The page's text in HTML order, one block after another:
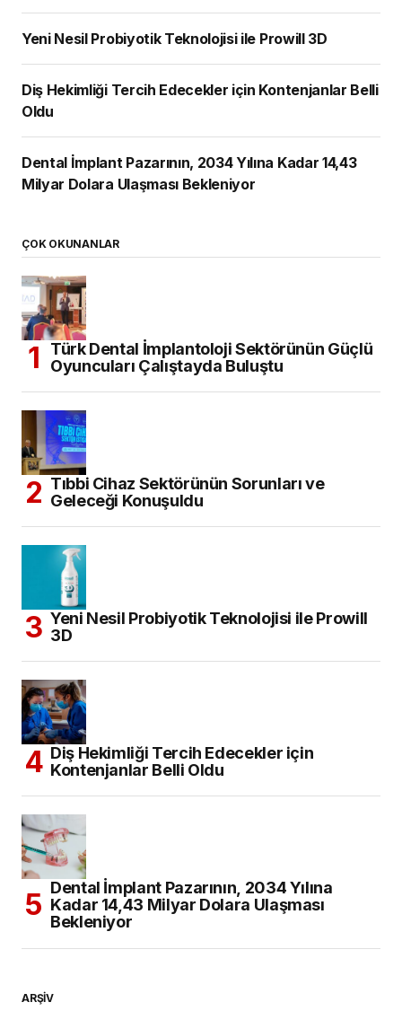
Tıbbi Cihaz Sektörünün Sorunları ve
Yeni Nesil Probiyotik Teknolojisi ile Prowill
3D
Diş Hekimliği Tercih Edecekler için
Kontenjanlar Belli Oldu
Dental İmplant Pazarının, 2034 Yılına
Kadar 14,43 Milyar Dolara Ulaşması
Bekleniyor
ARŞİV
KATEGORILER
Eğitim
Haberler
(2.563)
Diş Hekimliği
Etkinlik
Genel Sağlık
Yayın
Bilginizi Ölçün